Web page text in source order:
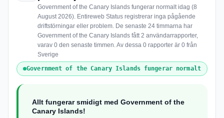
Government of the Canary Islands fungerar normalt idag (8
August 2026). Entireweb Status registrerar inga pågående
driftstörningar eller problem. De senaste 24 timmarna har
Government of the Canary Islands fått 2 användarrapporter,
varav 0 den senaste timmen. Av dessa 0 rapporter är 0 från
Sverige
Government of the Canary Islands fungerar normalt
Allt fungerar smidigt med Government of the
Canary Islands!